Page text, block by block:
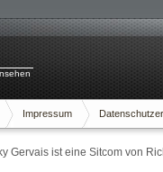
Impressum
Gervais ist eine Sitcom von